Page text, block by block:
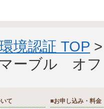
境認証 TOP
ーブル オ
て ■お申し込み・料金